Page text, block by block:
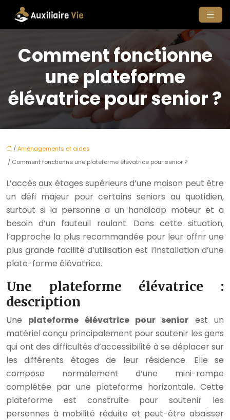
Comment fonctionne
une plateforme
élévatrice pour senior ?
/Aménagements et aides
/ Comment fonctionne une plateforme élévatrice pour senior ?
L’accès aux étages supérieurs d’une maison peut être
un défi majeur pour certains seniors au quotidien,
surtout si la personne a un handicap moteur et a
besoin d’un fauteuil roulant. Dans cette situation,
l’approche la plus recommandée pour leur offrir une
plus grande facilité d’utilisation est l’installation d’une
plate-forme élévatrice.
Une plateforme élévatrice :
description
Une plateforme élévatrice pour senior est un
matériel conçu principalement pour soutenir les gens
qui ont des difficultés d’accessibilité à se déplacer sur
les différents étages de leur résidence. Elle se
compose normalement d’une mini-rampe
complétée par une plateforme horizontale. Cette
plateforme est construite pour soutenir les
personnes à mobilité réduite et peut-être abaisser